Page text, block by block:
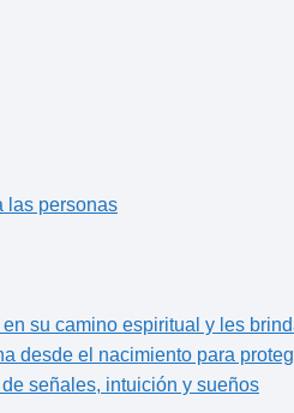
las personas
su camino espiritual y les
desde el nacimiento para
señales, intuición y sueños